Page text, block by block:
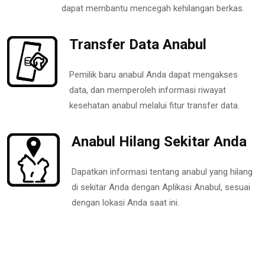
dapat membantu mencegah kehilangan berkas.
Transfer Data Anabul
Pemilik baru anabul Anda dapat mengakses
data, dan memperoleh informasi riwayat
kesehatan anabul melalui fitur transfer data.
Anabul Hilang Sekitar Anda
Dapatkan informasi tentang anabul yang hilang
di sekitar Anda dengan Aplikasi Anabul, sesuai
dengan lokasi Anda saat ini.